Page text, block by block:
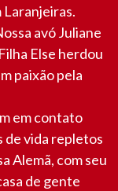
Laranjeiras.
avó Juliane
Else herdou
paixão pela
em contato
de vida repletos
Alemã, com seu
de gente